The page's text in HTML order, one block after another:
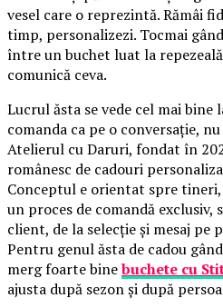
vesel care o reprezintă. Rămâi
timp, personalizezi. Tocmai
între un buchet luat la
comunică ceva.
Lucrul ăsta se vede cel mai
comanda ca pe o conversație,
Atelierul cu Daruri, fondat în
românesc de cadouri
Conceptul e orientat spre
un proces de comandă
client, de la selecție și mesaj pe
Pentru genul ăsta de cadou
merg foarte binebuchete cu
ajusta după sezon și după